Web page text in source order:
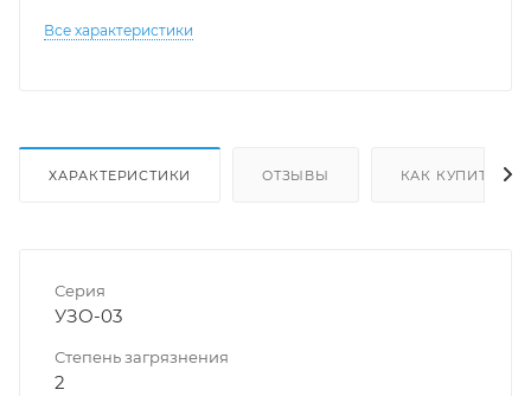
Все характеристики
ХАРАКТЕРИСТИКИ ОТЗЫВЫ КАК КУПИТЬ
Серия
УЗО-03
Степень загрязнения
2